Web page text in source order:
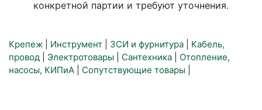
конкретной партии и требуют уточнения.
Крепеж Инструмент ЗСИ и фурнитура
Кабель,
провод
Электротовары Сантехника
Отопление,
насосы, КИПиА
Сопутствующие товары